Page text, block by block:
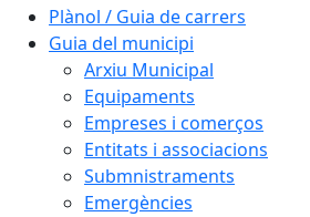
Plànol / Guia de carrers
Guia del municipi
Arxiu Municipal
Equipaments
Empreses i comerços
Entitats i associacions
Submnistraments
Emergències